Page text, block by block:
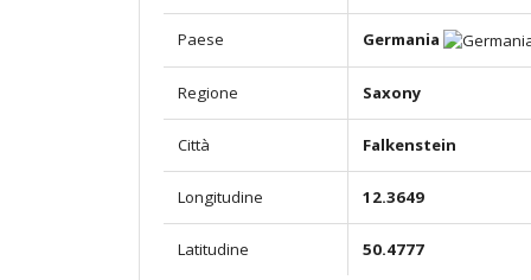
Paese Germania
Regione Saxony
Città Falkenstein
Longitudine 12.3649
Latitudine 50.4777